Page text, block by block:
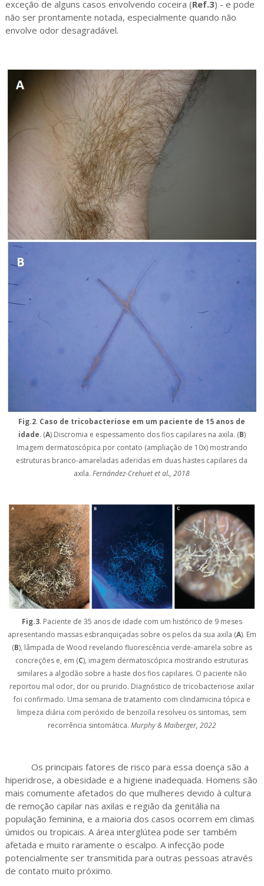
exceção de alguns casos envolvendo coceira (Ref.3) - e pode
não ser prontamente notada, especialmente quando não
envolve odor desagradável.
Fig.2. Caso de tricobacteriose em um paciente de 15 anos de
idade. (A) Discromia e espessamento dos fios capilares na axila. (B)
Imagem dermatoscópica por contato (ampliação de 10x) mostrando
estruturas branco-amareladas aderidas em duas hastes capilares da
axila.Fernández-Crehuet et al., 2018
Fig.3. Paciente de 35 anos de idade com um histórico de 9 meses
apresentando massas esbranquiçadas sobre os pelos da sua axila (A). Em
(B), lâmpada de Wood revelando fluorescência verde-amarela sobre as
concreções e, em (C), imagem dermatoscópica mostrando estruturas
similares a algodão sobre a haste dos fios capilares. O paciente não
reportou mal odor, dor ou prurido. Diagnóstico de tricobacteriose axilar
foi confirmado. Uma semana de tratamento com clindamicina tópica e
limpeza diária com peróxido de benzoíla resolveu os sintomas, sem
recorrência sintomática. Murphy & Maiberger, 2022
Os principais fatores de risco para essa doença são a
hiperidrose, a obesidade e a higiene inadequada. Homens são
mais comumente afetados do que mulheres devido à cultura
de remoção capilar nas axilas e região da genitália na
população feminina, e a maioria dos casos ocorrem em climas
úmidos ou tropicais. A área interglútea pode ser também
afetada e muito raramente o escalpo. A infecção pode
potencialmente ser transmitida para outras pessoas através
de contato muito próximo.